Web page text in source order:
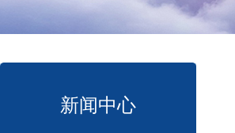
新闻中心